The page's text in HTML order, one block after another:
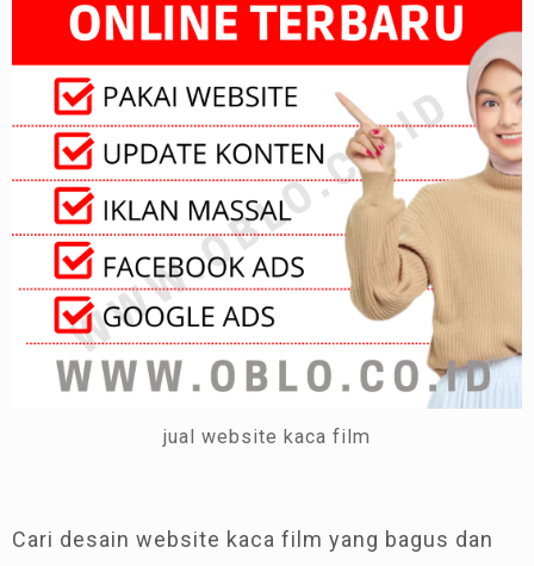
jual website kaca film
Cari desain website kaca film yang bagus dan